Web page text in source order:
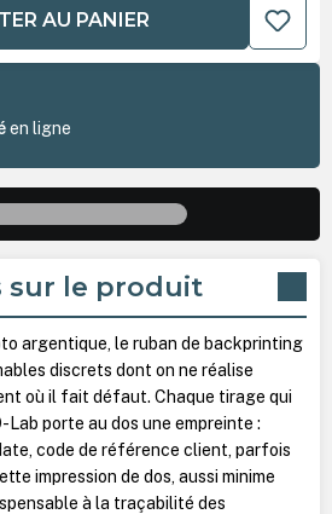
AU PANIER
en ligne
sur le produit
argentique, le ruban de backprinting
discrets dont on ne réalise
où il fait défaut. Chaque tirage qui
porte au dos une empreinte :
code de référence client, parfois
impression de dos, aussi minime
à la traçabilité des